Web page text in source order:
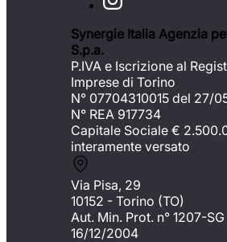
Synergie Italia Agenzia
S.p.a.
P.IVA e Iscrizione al
Imprese di Torino
N° 07704310015 del 27/
N° REA 917734
Capitale Sociale €
interamente versato
Via Pisa, 29
10152 - Torino (TO)
Aut. Min. Prot. n° 1207-
16/12/2004